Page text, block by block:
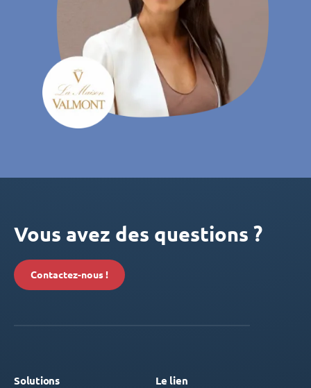
Vous avez des questions ?
Contactez-nous !
Solutions Le lien